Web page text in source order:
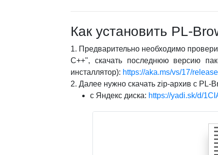
Как установить PL-
1. Предварительно необходимо
C++", скачать последнюю версию
инсталлятор): https://aka.ms/vs/17/
2. Далее нужно скачать zip-архив с PL-
с Яндекс диска: https://yadi.sk/d/